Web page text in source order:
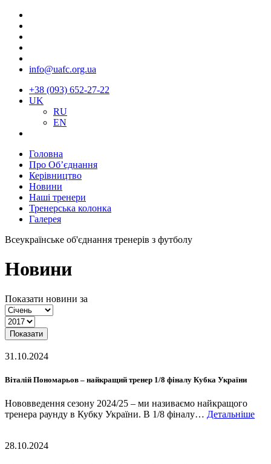
info@uafc.org.ua
+38 (093) 652-27-22
UK
RU
EN
Головна
Про Об’єднання
Керівництво
Новини
Наші тренери
Тренерська колонка
Галерея
Всеукраїнське об'єднання тренерів з футболу
Новини
Показати новини за
Показати
31.10.2024
Віталій Пономарьов – найкращий тренер 1/8 фіналу Кубка України
Нововведення сезону 2024/25 – ми називаємо найкращого
тренера раунду в Кубку України. В 1/8 фіналу… Детальніше
28.10.2024